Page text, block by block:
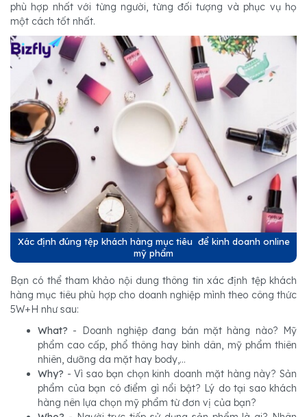
phù hợp nhất với từng người, từng đối tượng và phục vụ họ
một cách tốt nhất.
Xác định đúng tệp khách hàng mục tiêu để kinh doanh online
mỹ phẩm
Bạn có thể tham khảo nội dung thông tin xác định tệp khách
hàng mục tiêu phù hợp cho doanh nghiệp mình theo công thức
5W+H như sau:
What? - Doanh nghiệp đang bán mặt hàng nào? Mỹ
phẩm cao cấp, phổ thông hay bình dân, mỹ phẩm thiên
nhiên, dưỡng da mặt hay body,...
Why? - Vì sao bạn chọn kinh doanh mặt hàng này? Sản
phẩm của bạn có điểm gì nổi bật? Lý do tại sao khách
hàng nên lựa chọn mỹ phẩm từ đơn vị của bạn?